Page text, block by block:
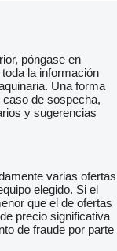
póngase en
la información
Una forma
de sospecha,
y sugerencias
varias ofertas
elegido. Si el
que el de ofertas
precio significativa
de fraude por parte